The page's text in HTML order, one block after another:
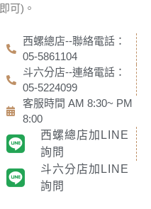
即可)。
西螺總店--聯絡電話：
05-5861104
斗六分店--連絡電話：
05-5224099
客服時間 AM 8:30~ PM
8:00
西螺總店加LINE
詢問
斗六分店加LINE
詢問